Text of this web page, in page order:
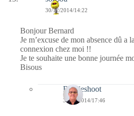
30/12/2014/14:22
Bonjour Bernard
Je m’excuse de mon absence dû a
connexion chez moi !!
Je te souhaite une bonne journée
Bisous
Bernieshoot
31/12/2014/17:46